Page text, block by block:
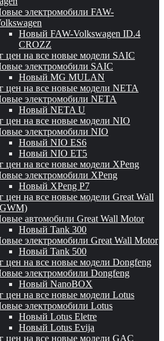
электромобили FAW-
Новый FAW-Volkswagen ID.4
CROZZ
цен на все новые модели SAIC
электромобили SAIC
Новый MG MULAN
цен на все новые модели NETA
электромобили NETA
Новый NETA U
цен на все новые модели NIO
электромобили NIO
Новый NIO ES6
Новый NIO ET5
цен на все новые модели XPeng
электромобили XPeng
Новый XPeng P7
цен на все новые модели Great Wall
автомобили Great Wall Motor
Новый Tank 300
электромобили Great Wall Motor
Новый Tank 500
цен на все новые модели Dongfeng
электромобили Dongfeng
Новый NanoBOX
цен на все новые модели Lotus
электромобили Lotus
Новый Lotus Eletre
Новый Lotus Evija
цен на все новые модели GAC